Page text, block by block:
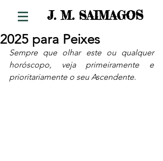
J. M. SAIMAGOS
2025 para Peixes
Sempre que olhar este ou qualquer
horóscopo, veja primeiramente e
prioritariamente o seu Ascendente.